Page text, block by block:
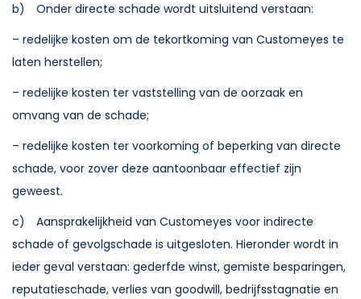
b) Onder directe schade wordt uitsluitend verstaan:
– redelijke kosten om de tekortkoming van Customeyes te
laten herstellen;
– redelijke kosten ter vaststelling van de oorzaak en
omvang van de schade;
– redelijke kosten ter voorkoming of beperking van directe
schade, voor zover deze aantoonbaar effectief zijn
geweest.
c) Aansprakelijkheid van Customeyes voor indirecte
schade of gevolgschade is uitgesloten. Hieronder wordt in
ieder geval verstaan: gederfde winst, gemiste besparingen,
reputatieschade, verlies van goodwill, bedrijfsstagnatie en